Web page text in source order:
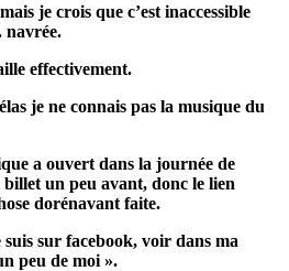
je crois que c’est inaccessible
navrée.
effectivement.
je ne connais pas la musique du
a ouvert dans la journée de
un peu avant, donc le lien
dorénavant faite.
sur facebook, voir dans ma
peu de moi ».